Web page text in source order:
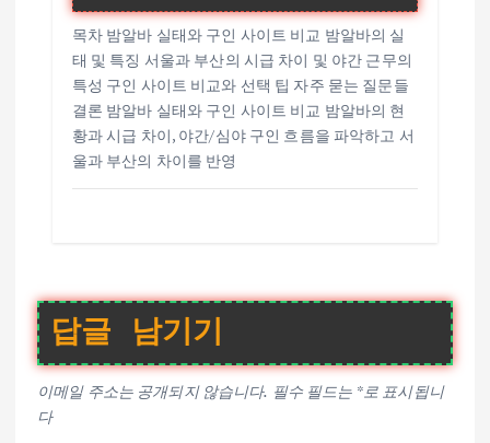
목차 밤알바 실태와 구인 사이트 비교 밤알바의 실
태 및 특징 서울과 부산의 시급 차이 및 야간 근무의
특성 구인 사이트 비교와 선택 팁 자주 묻는 질문들
결론 밤알바 실태와 구인 사이트 비교 밤알바의 현
황과 시급 차이, 야간/심야 구인 흐름을 파악하고 서
울과 부산의 차이를 반영
답글 남기기
이메일 주소는 공개되지 않습니다. 필수 필드는 *로 표시됩니
다